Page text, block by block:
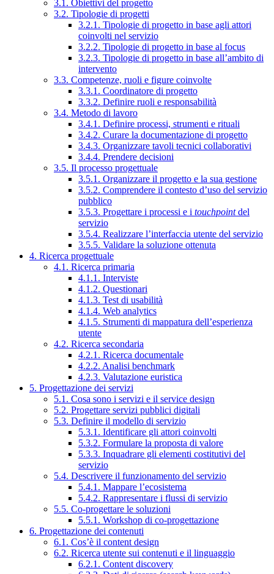
3.1. Obiettivi del progetto
3.2. Tipologie di progetti
3.2.1. Tipologie di progetto in base agli attori
coinvolti nel servizio
3.2.2. Tipologie di progetto in base al focus
3.2.3. Tipologie di progetto in base all’ambito di
intervento
3.3. Competenze, ruoli e figure coinvolte
3.3.1. Coordinatore di progetto
3.3.2. Definire ruoli e responsabilità
3.4. Metodo di lavoro
3.4.1. Definire processi, strumenti e rituali
3.4.2. Curare la documentazione di progetto
3.4.3. Organizzare tavoli tecnici collaborativi
3.4.4. Prendere decisioni
3.5. Il processo progettuale
3.5.1. Organizzare il progetto e la sua gestione
3.5.2. Comprendere il contesto d’uso del servizio
pubblico
3.5.3. Progettare i processi e i touchpointdel
servizio
3.5.4. Realizzare l’interfaccia utente del servizio
3.5.5. Validare la soluzione ottenuta
4. Ricerca progettuale
4.1. Ricerca primaria
4.1.1. Interviste
4.1.2. Questionari
4.1.3. Test di usabilità
4.1.4. Web analytics
4.1.5. Strumenti di mappatura dell’esperienza
utente
4.2. Ricerca secondaria
4.2.1. Ricerca documentale
4.2.2. Analisi benchmark
4.2.3. Valutazione euristica
5. Progettazione dei servizi
5.1. Cosa sono i servizi e il service design
5.2. Progettare servizi pubblici digitali
5.3. Definire il modello di servizio
5.3.1. Identificare gli attori coinvolti
5.3.2. Formulare la proposta di valore
5.3.3. Inquadrare gli elementi costitutivi del
servizio
5.4. Descrivere il funzionamento del servizio
5.4.1. Mappare l’ecosistema
5.4.2. Rappresentare i flussi di servizio
5.5. Co-progettare le soluzioni
5.5.1. Workshop di co-progettazione
6. Progettazione dei contenuti
6.1. Cos’è il content design
6.2. Ricerca utente sui contenuti e il linguaggio
6.2.1. Content discovery